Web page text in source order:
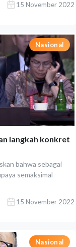
15 November 2022
Nasional
langkah konkret
bahwa sebagai
semaksimal
15 November 2022
Nasional